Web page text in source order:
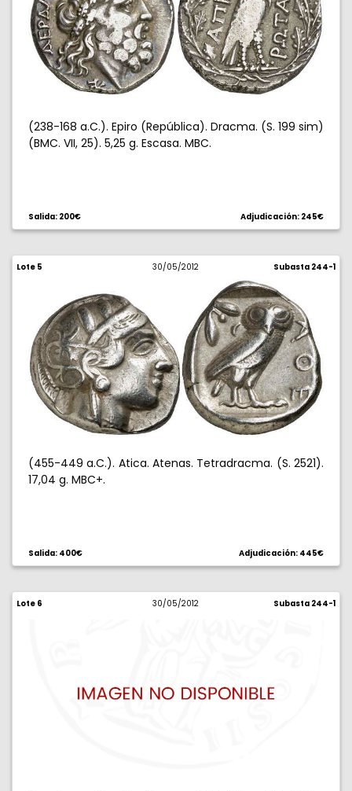
(238-168 a.C.). Epiro (República). Dracma. (S. 199 sim)
(BMC. VII, 25). 5,25 g. Escasa. MBC.
Salida: 200€ Adjudicación: 245€
Lote 5 30/05/2012 Subasta 244-1
(455-449 a.C.). Atica. Atenas. Tetradracma. (S. 2521).
17,04 g. MBC+.
Salida: 400€ Adjudicación: 445€
Lote 6 30/05/2012 Subasta 244-1